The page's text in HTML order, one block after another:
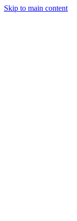
Skip to main content